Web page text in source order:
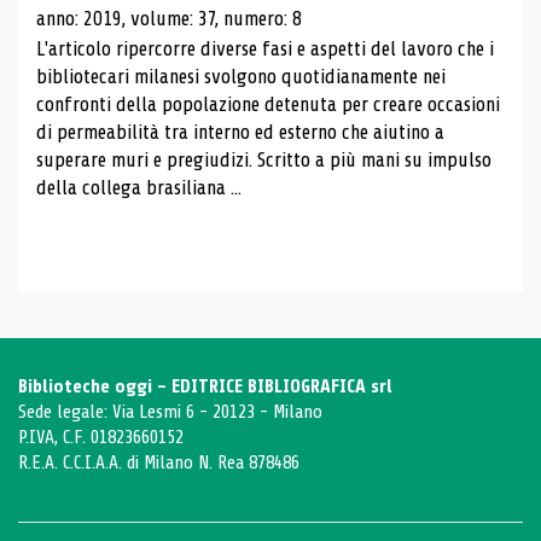
anno: 2019, volume: 37, numero: 8
L'articolo ripercorre diverse fasi e aspetti del lavoro che i
bibliotecari milanesi svolgono quotidianamente nei
confronti della popolazione detenuta per creare occasioni
di permeabilità tra interno ed esterno che aiutino a
superare muri e pregiudizi. Scritto a più mani su impulso
della collega brasiliana ...
Biblioteche oggi - EDITRICE BIBLIOGRAFICA srl
Sede legale: Via Lesmi 6 - 20123 - Milano
P.IVA, C.F. 01823660152
R.E.A. C.C.I.A.A. di Milano N. Rea 878486